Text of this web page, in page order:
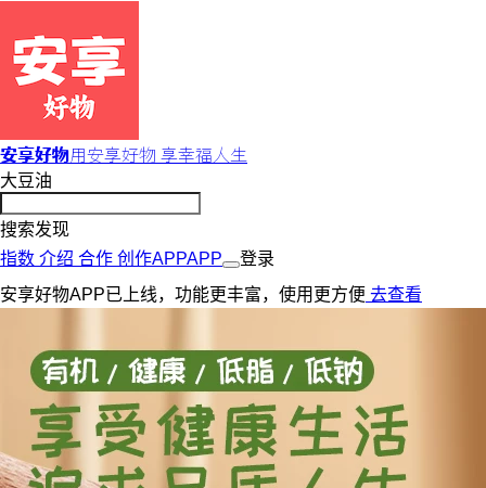
安享好物用安享好物 享幸福人生
大豆油
搜索发现
指数 介绍 合作 创作APPAPP
登录
安享好物APP已上线，功能更丰富，使用更方便 去查看